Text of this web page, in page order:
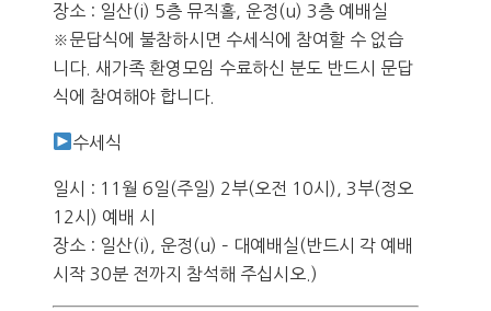
장소 : 일산(i) 5층 뮤직홀, 운정(u) 3층 예배실
※문답식에 불참하시면 수세식에 참여할 수 없습
니다. 새가족 환영모임 수료하신 분도 반드시 문답
식에 참여해야 합니다.
수세식
일시 : 11월 6일(주일) 2부(오전 10시), 3부(정오
12시) 예배 시
장소 : 일산(i), 운정(u) – 대예배실(반드시 각 예배
시작 30분 전까지 참석해 주십시오.)